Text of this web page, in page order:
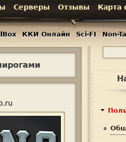
Серверы Отзывы Карта
ККИ Онлайн Sci-FI Non-